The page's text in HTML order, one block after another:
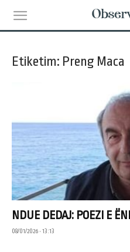
Etiketim: Preng Maca
NDUE DEDAJ: POEZI E
08/01/2026 • 13:13